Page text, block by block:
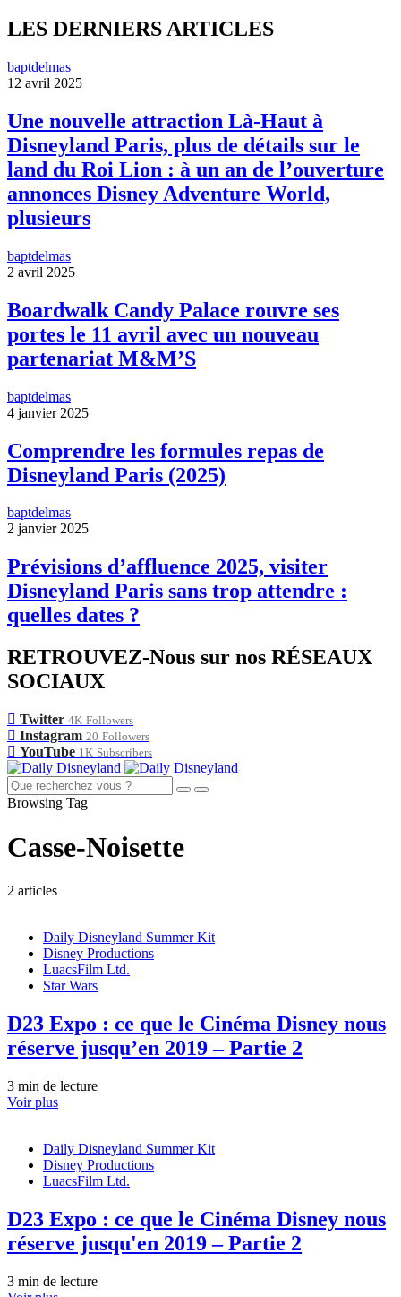
LES DERNIERS ARTICLES
baptdelmas
12 avril 2025
Une nouvelle attraction Là-Haut à
Disneyland Paris, plus de détails sur le
land du Roi Lion : à un an de l’ouverture
annonces Disney Adventure World,
plusieurs
baptdelmas
2 avril 2025
Boardwalk Candy Palace rouvre ses
portes le 11 avril avec un nouveau
partenariat M&M’S
baptdelmas
4 janvier 2025
Comprendre les formules repas de
Disneyland Paris (2025)
baptdelmas
2 janvier 2025
Prévisions d’affluence 2025, visiter
Disneyland Paris sans trop attendre :
quelles dates ?
RETROUVEZ-Nous sur nos RÉSEAUX
SOCIAUX
Twitter 4K Followers
Instagram 20 Followers
YouTube 1K Subscribers
Browsing Tag
Casse-Noisette
2 articles
Daily Disneyland Summer Kit
Disney Productions
LuacsFilm Ltd.
Star Wars
D23 Expo : ce que le Cinéma Disney nous
réserve jusqu’en 2019 – Partie 2
3 min de lecture
Voir plus
Daily Disneyland Summer Kit
Disney Productions
LuacsFilm Ltd.
D23 Expo : ce que le Cinéma Disney nous
réserve jusqu'en 2019 – Partie 2
3 min de lecture